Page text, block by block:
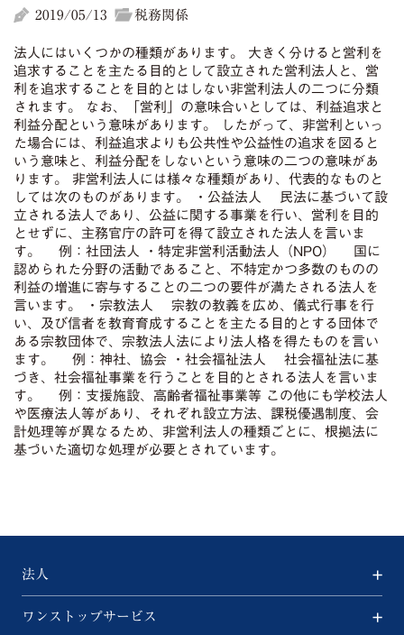
2019/05/13 税務関係
法人にはいくつかの種類があります。 大きく分けると営利を
追求することを主たる目的として設立された営利法人と、営
利を追求することを目的とはしない非営利法人の二つに分類
されます。 なお、「営利」の意味合いとしては、利益追求と
利益分配という意味があります。 したがって、非営利といっ
た場合には、利益追求よりも公共性や公益性の追求を図ると
いう意味と、利益分配をしないという意味の二つの意味があ
ります。 非営利法人には様々な種類があり、代表的なものと
しては次のものがあります。 ・公益法人 民法に基づいて設
立される法人であり、公益に関する事業を行い、営利を目的
とせずに、主務官庁の許可を得て設立された法人を言いま
す。 例：社団法人 ・特定非営利活動法人（NPO） 国に
認められた分野の活動であること、不特定かつ多数のものの
利益の増進に寄与することの二つの要件が満たされる法人を
言います。 ・宗教法人 宗教の教義を広め、儀式行事を行
い、及び信者を教育育成することを主たる目的とする団体で
ある宗教団体で、宗教法人法により法人格を得たものを言い
ます。 例：神社、協会 ・社会福祉法人 社会福祉法に基
づき、社会福祉事業を行うことを目的とされる法人を言いま
す。 例：支援施設、高齢者福祉事業等 この他にも学校法人
や医療法人等があり、それぞれ設立方法、課税優遇制度、会
計処理等が異なるため、非営利法人の種類ごとに、根拠法に
基づいた適切な処理が必要とされています。
法人
ワンストップサービス